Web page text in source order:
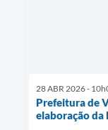
28 ABR 2026 -
Prefeitura de
elaboração da